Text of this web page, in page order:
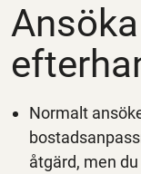
Normalt
åtgärd, men